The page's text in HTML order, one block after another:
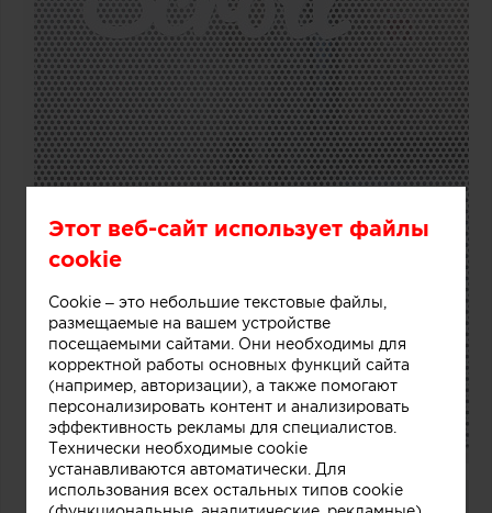
Этот веб-сайт использует файлы
cookie
Cookie – это небольшие текстовые файлы,
размещаемые на вашем устройстве
посещаемыми сайтами. Они необходимы для
корректной работы основных функций сайта
(например, авторизации), а также помогают
персонализировать контент и анализировать
эффективность рекламы для специалистов.
Технически необходимые cookie
устанавливаются автоматически. Для
использования всех остальных типов cookie